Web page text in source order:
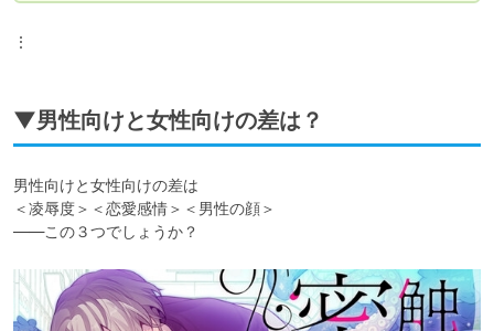
⋮
▼男性向けと女性向けの差は？
男性向けと女性向けの差は
＜凌辱度＞＜恋愛感情＞＜男性の顔＞
――この３つでしょうか？